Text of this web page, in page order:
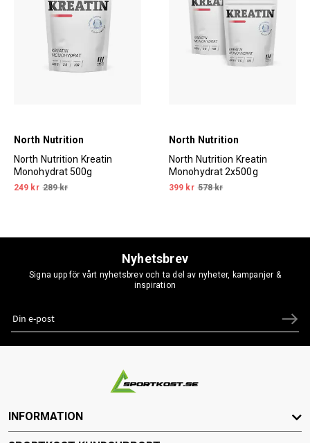
North Nutrition
North Nutrition Kreatin
Monohydrat 500g
249 kr 289 kr
North Nutrition
North Nutrition Kreatin
Monohydrat 2x500g
399 kr 578 kr
Nyhetsbrev
Signa upp för vårt nyhetsbrev och ta del av nyheter, kampanjer &
inspiration
INFORMATION